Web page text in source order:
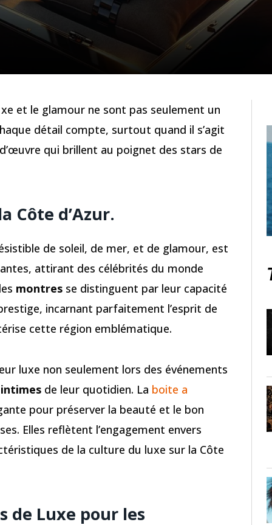
et le glamour ne sont pas seulement un
détail compte, surtout quand il s’agit
qui brillent au poignet des stars de
Côte d’Azur.
de soleil, de mer, et de glamour, est
attirant des célébrités du monde
montres se distinguent par leur capacité
incarnant parfaitement l’esprit de
cette région emblématique.
luxe non seulement lors des événements
de leur quotidien. La boite a
pour préserver la beauté et le bon
Elles reflètent l’engagement envers
de la culture du luxe sur la Côte
de Luxe pour les